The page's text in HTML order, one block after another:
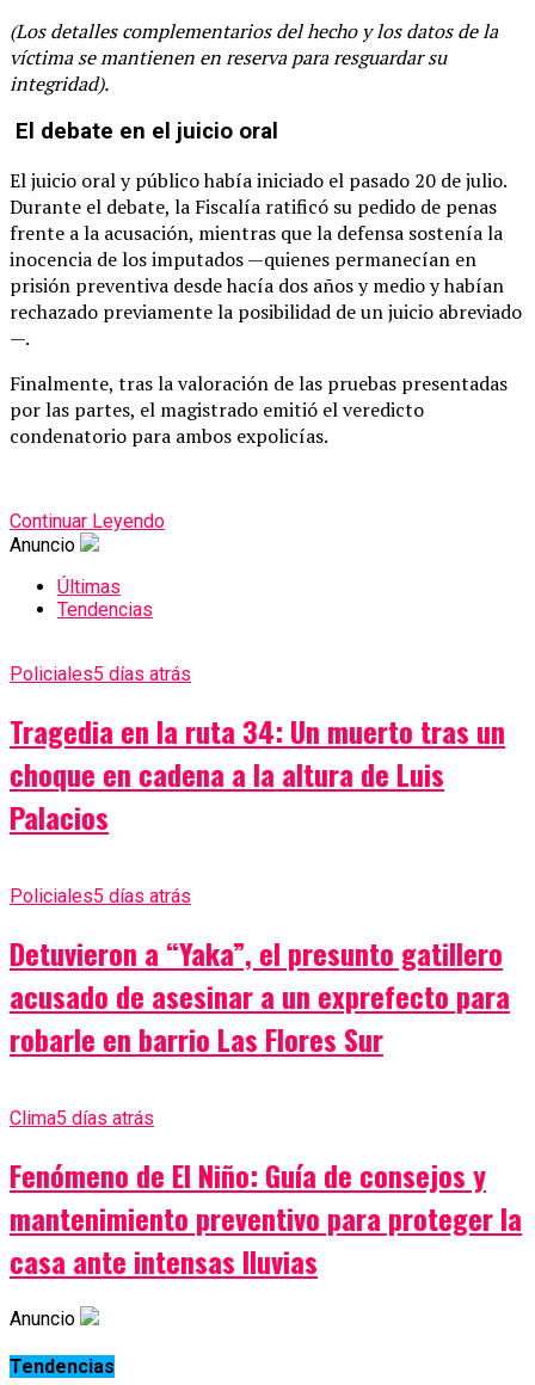
(Los detalles complementarios del hecho y los datos de la
víctima se mantienen en reserva para resguardar su
integridad).
El debate en el juicio oral
El juicio oral y público había iniciado el pasado 20 de julio.
Durante el debate, la Fiscalía ratificó su pedido de penas
frente a la acusación, mientras que la defensa sostenía la
inocencia de los imputados —quienes permanecían en
prisión preventiva desde hacía dos años y medio y habían
rechazado previamente la posibilidad de un juicio abreviado
—.
Finalmente, tras la valoración de las pruebas presentadas
por las partes, el magistrado emitió el veredicto
condenatorio para ambos expolicías.
Continuar Leyendo
Anuncio
Últimas
Tendencias
Policiales5 días atrás
Tragedia en la ruta 34: Un muerto tras un
choque en cadena a la altura de Luis
Palacios
Policiales5 días atrás
Detuvieron a “Yaka”, el presunto gatillero
acusado de asesinar a un exprefecto para
robarle en barrio Las Flores Sur
Clima5 días atrás
Fenómeno de El Niño: Guía de consejos y
mantenimiento preventivo para proteger la
casa ante intensas lluvias
Anuncio
Tendencias